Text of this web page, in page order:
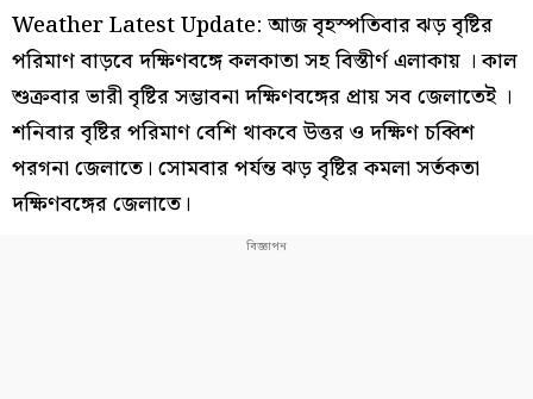
Weather Latest Update: আজ বৃহস্পতিবার ঝড় বৃষ্টির
পরিমাণ বাড়বে দক্ষিণবঙ্গে কলকাতা সহ বিস্তীর্ণ এলাকায় । কাল
শুক্রবার ভারী বৃষ্টির সম্ভাবনা দক্ষিণবঙ্গের প্রায় সব জেলাতেই ।
শনিবার বৃষ্টির পরিমাণ বেশি থাকবে উত্তর ও দক্ষিণ চব্বিশ
পরগনা জেলাতে। সোমবার পর্যন্ত ঝড় বৃষ্টির কমলা সর্তকতা
দক্ষিণবঙ্গের জেলাতে।